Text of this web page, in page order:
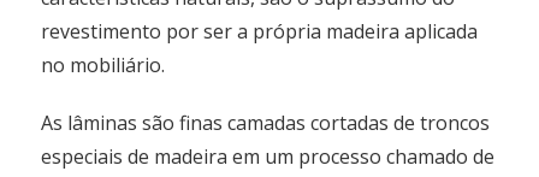
revestimento por ser a própria madeira aplicada
no mobiliário.
As lâminas são finas camadas cortadas de troncos
especiais de madeira em um processo chamado de